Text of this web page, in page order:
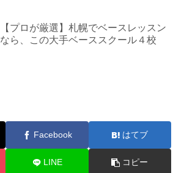
【プロが厳選】札幌でベースレッスン
なら、この大手ベーススクール４校
Facebook はてブ
LINE コピー